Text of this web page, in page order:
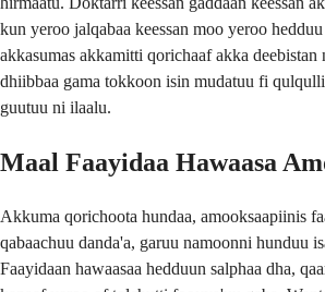
kun yeroo jalqabaa keessan moo yeroo
akkasumas akkamitti qorichaaf akka deebistan
dhiibbaa gama tokkoon isin mudatuu fi
guutuu ni ilaalu.
Maal Faayidaa Hawaasa
Akkuma qorichoota hundaa, amooksaapiinis
qabaachuu danda'a, garuu namoonni hunduu
Faayidaan hawaasaa hedduun salphaa dha,